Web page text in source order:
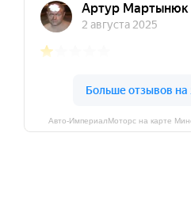
Авто-ИмпериалМоторс на карте